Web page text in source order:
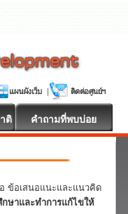
ติ คำถามที่พบบ่อย
ข้อเสนอแนะและแนวคิด
ษาและทำการแก้ไขให้